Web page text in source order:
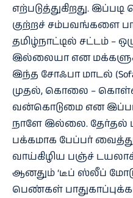
எற்படுத்துகிறது.
குற்றச் சம்பவங்களை
தமிழ்நாட்டில் சட்டம் –
இல்லையா என
இந்த சோஃபா மாடல்
முதல், கொலை –
வன்கொடுமை என
நாளே இல்லை. தேர்தல்
பக்கமாக பேப்பர்
வாய்கிழிய பஞ்ச்
ஆனதும் ‘டீப் ஸ்லீப்
பெண்கள்